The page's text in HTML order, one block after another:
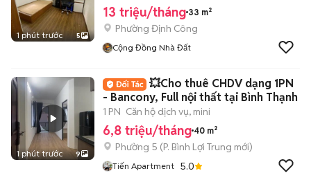
1 phút trước 5
13 triệu/tháng 33 m²
Phường Định Công
Cộng Đồng Nhà Đất
1 phút trước 9
💥Cho thuê CHDV dạng 1PN
- Bancony, Full nội thất tại Bình Thạnh
1 PN Căn hộ dịch vụ, mini
6,8 triệu/tháng 40 m²
Phường 5 (P. Bình Lợi Trung mới)
Tiến Apartment 5.0